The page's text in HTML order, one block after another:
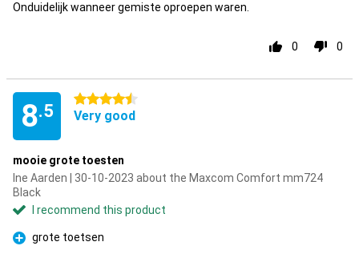
Onduidelijk wanneer gemiste oproepen waren.
0 0
8.5
4.5 stars
Very good
mooie grote toesten
Ine Aarden | 30-10-2023 about the Maxcom Comfort mm724
Black
I recommend this product
Pro
grote toetsen